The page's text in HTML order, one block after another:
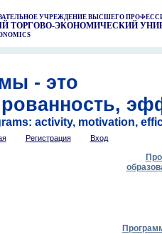
УЧРЕЖДЕНИЕ ВЫСШЕГО
ТОРГОВО-ЭКОНОМИЧЕСКИЙ
- это
activity, motivation,
Регистрация Вход